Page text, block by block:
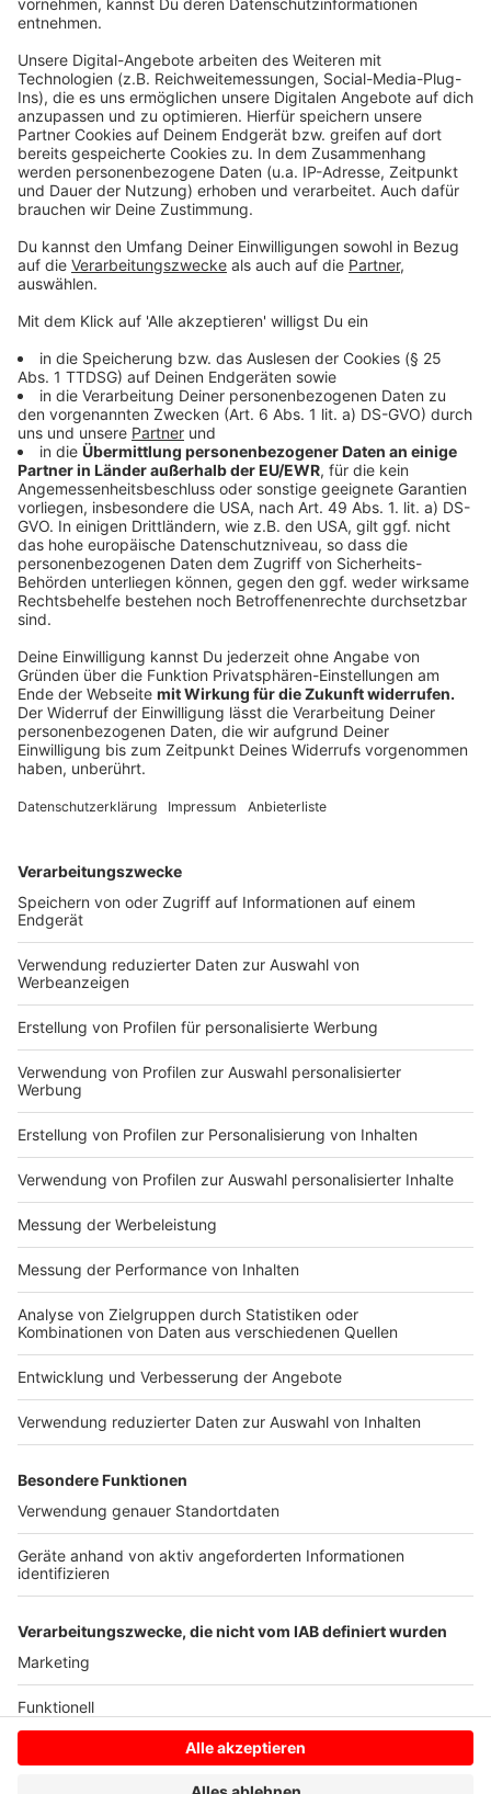
Anzeige
Das ist die Trackliste
Anzeige
Disc one: Christmas Past
Winter Wonderland
Merry Xmas Everybody (feat. Jamie Cullum)
The Christmas Song (Chestnuts roasting on an
open fire)
Coco's Christmas Lullaby
Rudolph
Yeah! It's Christmas
It's A Wonderful Life (feat. Poppa Pete)
Let's Not Go Shopping
Santa Baby (feat. Helene Fischer)
Best Christmas Ever
One Last Christmas
Coco's Christmas Lullaby Reprise
Time For A Change
Idlewild
Darkest Night
Fairytales (feat. Rod Stewart)
Adams)
Happy Birthday Jesus Christ
New Year's Day
Snowflakes
Home
Soul Transmission
Wir benötigen Ihre
Zustimmung, um den YouTube
Video-Service zu laden!
Wir verwenden einen Service eines
Drittanbieters, um Videoinhalte
einzubetten. Dieser Service kann
Daten zu Ihren Aktivitäten
sammeln. Bitte lesen Sie die
Nutzung des Service zu, um dieses
Video anzusehen.
Mehr Informationen
powered byUsercentrics Consent
Management Platform
Anzeige
Anzeige